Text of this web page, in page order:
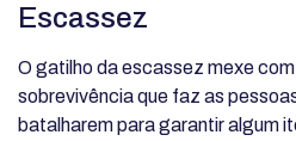
Escassez
O gatilho da escassez mexe
sobrevivência que faz as
batalharem para garantir algum